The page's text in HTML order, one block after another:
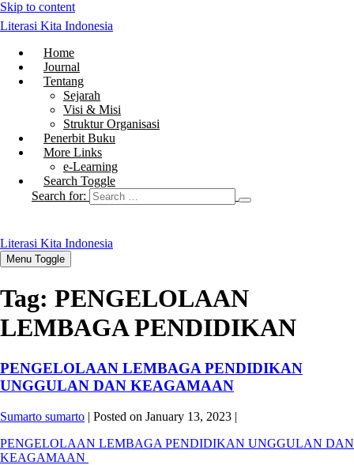
Skip to content
Literasi Kita Indonesia
Home
Journal
Tentang
Sejarah
Visi & Misi
Struktur Organisasi
Penerbit Buku
More Links
e-Learning
Search Toggle
Search for:
Literasi Kita Indonesia
Menu Toggle
Tag: PENGELOLAAN
LEMBAGA PENDIDIKAN
PENGELOLAAN LEMBAGA PENDIDIKAN
UNGGULAN DAN KEAGAMAAN
Sumarto sumarto | Posted on January 13, 2023 |
PENGELOLAAN LEMBAGA PENDIDIKAN UNGGULAN DAN
KEAGAMAAN